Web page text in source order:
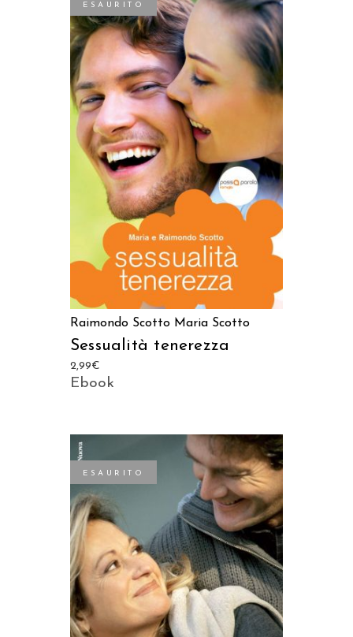
ESAURITO
LEGGI TUTTO
Raimondo Scotto Maria Scotto
Sessualità tenerezza
2,99€
Ebook
ESAURITO
LEGGI TUTTO